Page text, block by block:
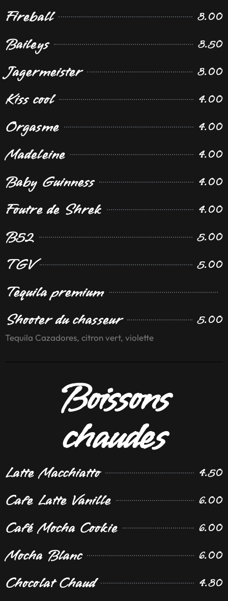
Fireball 3.00
Baileys 3.50
Jagermeister 3.00
Kiss cool 4.00
Orgasme 4.00
Madeleine 4.00
Baby Guinness 4.00
Foutre de Shrek 4.00
B52 5.00
TGV 5.00
Tequila premium
Shooter du chasseur
5.00
Tequila Cazadores, citron vert, violette
Boissons
chaudes
Latte Macchiatto 4.50
Cafe Latte Vanille 6.00
Café Mocha Cookie 6.00
Mocha Blanc 6.00
Chocolat Chaud 4.30